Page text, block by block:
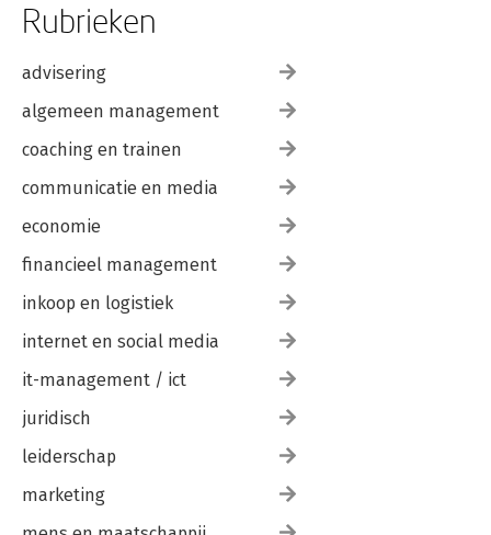
Rubrieken
advisering
algemeen management
coaching en trainen
communicatie en media
economie
financieel management
inkoop en logistiek
internet en social media
it-management / ict
juridisch
leiderschap
marketing